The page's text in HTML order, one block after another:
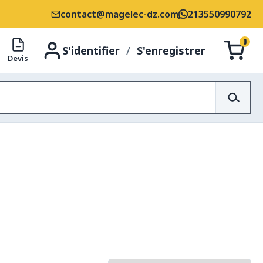
contact@magelec-dz.com 213550990792
S'identifier / S'enregistrer
Devis
0